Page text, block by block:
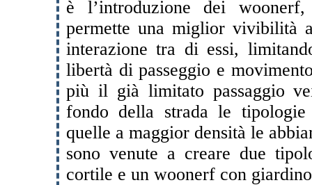
è l’introduzione dei woonerf,
permette una miglior vivibilità
interazione tra di essi,
libertà di passeggio e
più il già limitato passaggio
fondo della strada le
quelle a maggior densità le
sono venute a creare due
cortile e un woonerf con